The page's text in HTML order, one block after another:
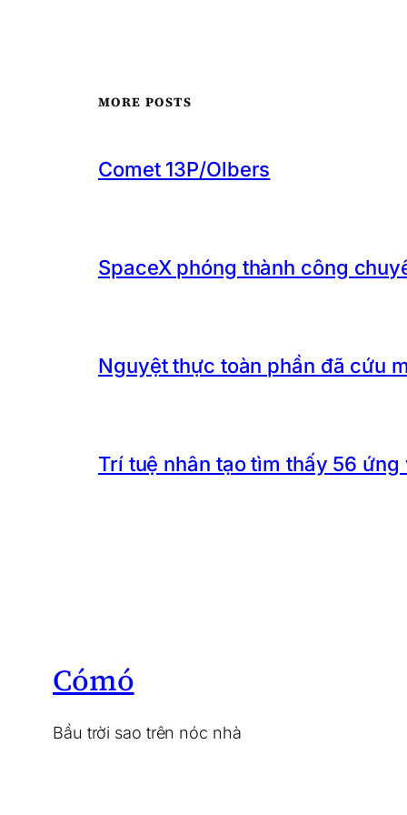
MORE POSTS
Comet 13P/Olbers
SpaceX phóng thành công
Nguyệt thực toàn phần đã cứu
Trí tuệ nhân tạo tìm thấy 56
Cómó
Bầu trời sao trên nóc nhà